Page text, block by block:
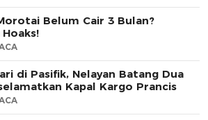
Belum Cair 3 Bulan?
di Pasifik, Nelayan Batang Dua
Kapal Kargo Prancis